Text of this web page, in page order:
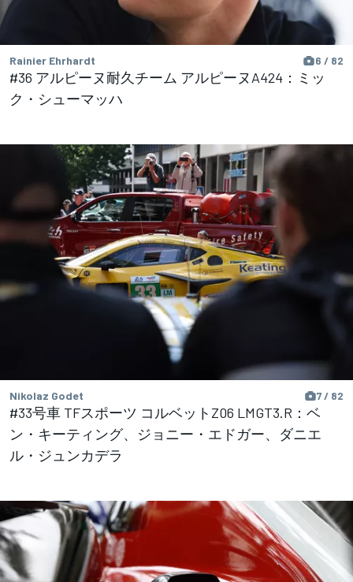
Rainier Ehrhardt 6 / 82
#36 アルピーヌ耐久チーム アルピーヌA424：ミッ
ク・シューマッハ
Nikolaz Godet 7 / 82
#33号車 TFスポーツ コルベットZ06 LMGT3.R：ベ
ン・キーティング、ジョニー・エドガー、ダニエ
ル・ジュンカデラ